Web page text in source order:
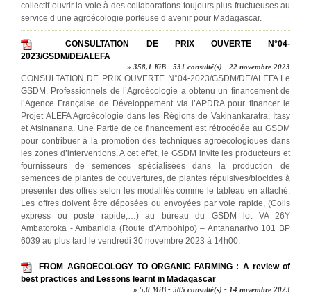
collectif ouvrir la voie à des collaborations toujours plus fructueuses au
service d’une agroécologie porteuse d’avenir pour Madagascar.
CONSULTATION DE PRIX OUVERTE N°04-
2023/GSDM/DE/ALEFA
» 358,1 KiB - 531 consulté(s) - 22 novembre 2023
CONSULTATION DE PRIX OUVERTE N°04-2023/GSDM/DE/ALEFA Le
GSDM, Professionnels de l’Agroécologie a obtenu un financement de
l’Agence Française de Développement via l’APDRA pour financer le
Projet ALEFA Agroécologie dans les Régions de Vakinankaratra, Itasy
et Atsinanana. Une Partie de ce financement est rétrocédée au GSDM
pour contribuer à la promotion des techniques agroécologiques dans
les zones d’interventions. A cet effet, le GSDM invite les producteurs et
fournisseurs de semences spécialisées dans la production de
semences de plantes de couvertures, de plantes répulsives/biocides à
présenter des offres selon les modalités comme le tableau en attaché.
Les offres doivent être déposées ou envoyées par voie rapide, (Colis
express ou poste rapide,…) au bureau du GSDM lot VA 26Y
Ambatoroka - Ambanidia (Route d’Ambohipo) – Antananarivo 101 BP
6039 au plus tard le vendredi 30 novembre 2023 à 14h00.
FROM AGROECOLOGY TO ORGANIC FARMING : A review of
best practices and Lessons learnt in Madagascar
» 5,0 MiB - 585 consulté(s) - 14 novembre 2023